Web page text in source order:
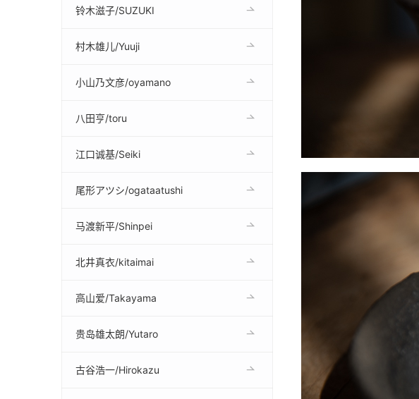
铃木滋子/SUZUKI
村木雄儿/Yuuji
小山乃文彦/oyamano
八田亨/toru
江口诚基/Seiki
尾形アツシ/ogataatushi
马渡新平/Shinpei
北井真衣/kitaimai
高山爱/Takayama
贵岛雄太朗/Yutaro
古谷浩一/Hirokazu